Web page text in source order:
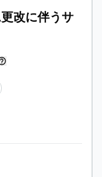
改に伴うサ